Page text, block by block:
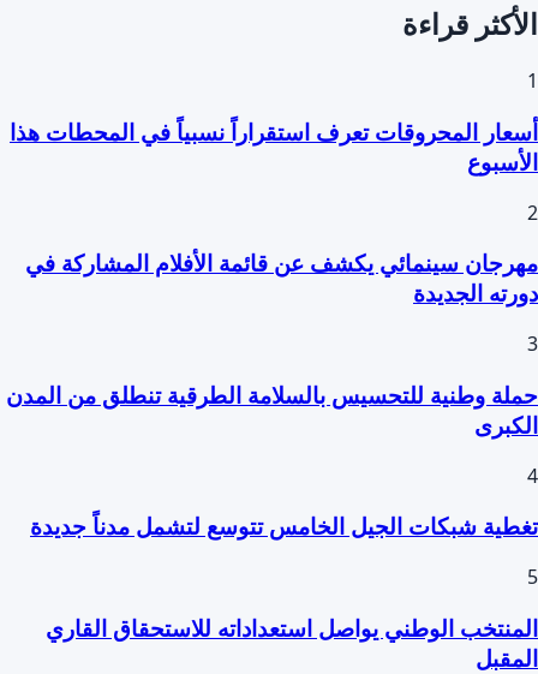
الأكثر قراءة
1
أسعار المحروقات تعرف استقراراً نسبياً في المحطات هذا
الأسبوع
2
مهرجان سينمائي يكشف عن قائمة الأفلام المشاركة في
دورته الجديدة
3
حملة وطنية للتحسيس بالسلامة الطرقية تنطلق من المدن
الكبرى
4
تغطية شبكات الجيل الخامس تتوسع لتشمل مدناً جديدة
5
المنتخب الوطني يواصل استعداداته للاستحقاق القاري
المقبل